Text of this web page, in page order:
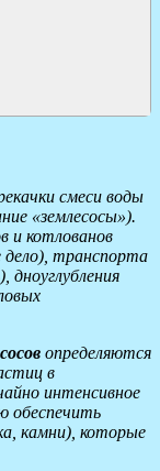
смеси воды
«землесосы»).
и котлованов
дело), транспорта
дноуглубления
определяются
в
интенсивное
обеспечить
камни), которые